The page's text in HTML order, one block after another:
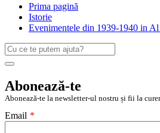
Prima pagină
Istorie
Evenimentele din 1939-1940 in
Caută
după:
Search
Abonează-te
Abonează-te la newsletter-ul nostru și fii la
Email *